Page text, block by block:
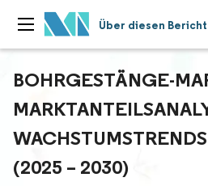
Über diesen Bericht
BOHRGESTÄNGE-
ACHSTUMSTRENDS
2025 – 2030)